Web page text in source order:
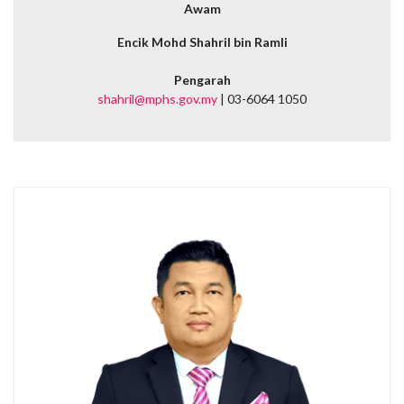
Awam
Encik Mohd Shahril bin Ramli
Pengarah
shahril@mphs.gov.my | 03-6064 1050